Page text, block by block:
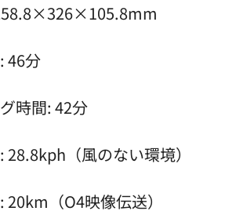
46分
時間: 42分
（風のない環境）
（O4映像伝送）